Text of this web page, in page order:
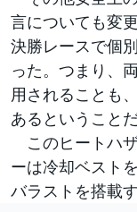
言についても変
決勝レースで個
った。つまり、
用されることも
あるということだ
このヒートハ
ーは冷却ベスト
バラストを搭載